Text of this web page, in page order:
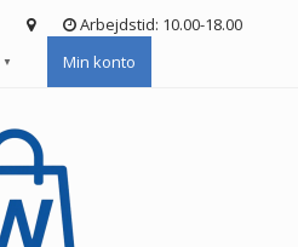
Arbejdstid: 10.00-18.00
▼ Min konto